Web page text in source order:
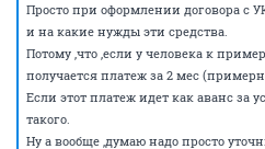
Просто при оформлении договора с
и на какие нужды эти средства.
Потому ,что ,если у человека к
получается платеж за 2 мес
Если этот платеж идет как аванс за
такого.
Ну а вообще ,думаю надо просто